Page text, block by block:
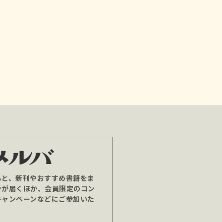
、新刊やおすすめ書籍をま
届くほか、会員限定のコン
ンペーンなどにご参加いた